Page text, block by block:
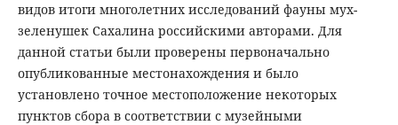
видов итоги многолетних исследований фауны мух-
зеленушек Сахалина российскими авторами. Для
данной статьи были проверены первоначально
опубликованные местонахождения и было
установлено точное местоположение некоторых
пунктов сбора в соответствии с музейными